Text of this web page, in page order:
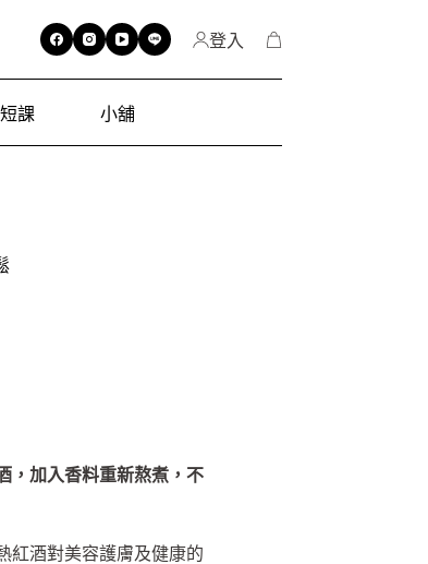
登入
短課 小舖
，加入香料重新熬煮，不
紅酒對美容護膚及健康的